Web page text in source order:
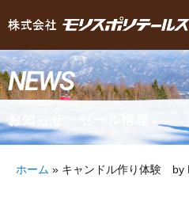
NEWS
お知らせ・セール情報
ホーム » キャンドル作り体験 by